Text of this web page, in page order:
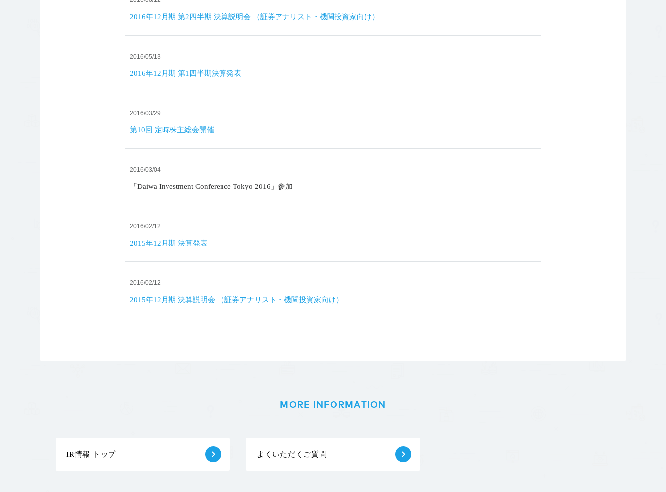
2016年12月期 第2四半期 決算説明会 （証券アナリスト・機関投資家向け）
2016/05/13
2016年12月期 第1四半期決算発表
2016/03/29
第10回 定時株主総会開催
2016/03/04
「Daiwa Investment Conference Tokyo 2016」参加
2016/02/12
2015年12月期 決算発表
2016/02/12
2015年12月期 決算説明会 （証券アナリスト・機関投資家向け）
MORE INFORMATION
IR情報 トップ よくいただくご質問